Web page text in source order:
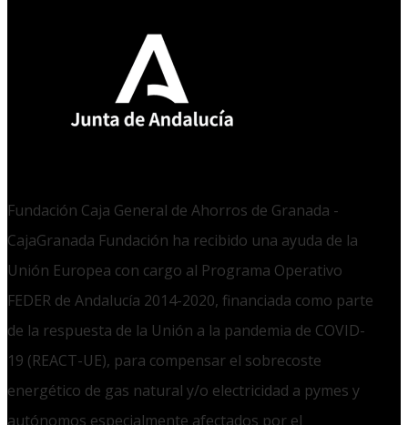
Fundación Caja General de Ahorros de Granada -
CajaGranada Fundación ha recibido una ayuda de la
Unión Europea con cargo al Programa Operativo
FEDER de Andalucía 2014-2020, financiada como parte
de la respuesta de la Unión a la pandemia de COVID-
19 (REACT-UE), para compensar el sobrecoste
energético de gas natural y/o electricidad a pymes y
autónomos especialmente afectados por el